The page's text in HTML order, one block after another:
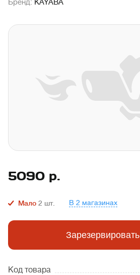
Бренд: KAYABA
5090 р.
Мало 2 шт. В 2 магазинах
Зарезервировать
Код товара